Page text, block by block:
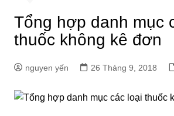
Tổng hợp danh mục
thuốc không kê đơn
nguyen yến 26 Tháng 9, 2018